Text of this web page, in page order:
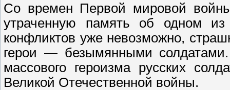
Со времен Первой мировой
утраченную память об одном
конфликтов уже невозможно,
герои — безымянными
массового героизма русских
Великой Отечественной войны.